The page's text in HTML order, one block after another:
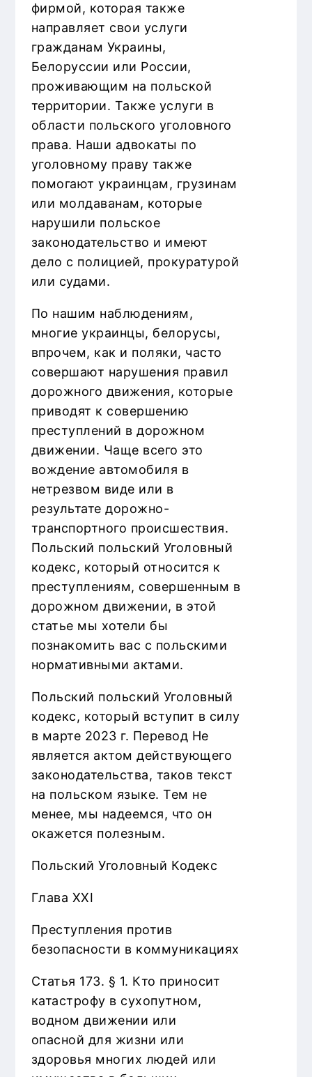
фирмой, которая также
направляет свои услуги
гражданам Украины,
Белоруссии или России,
проживающим на польской
территории. Также услуги в
области польского уголовного
права. Наши адвокаты по
уголовному праву также
помогают украинцам, грузинам
или молдаванам, которые
нарушили польское
законодательство и имеют
дело с полицией, прокуратурой
или судами.
По нашим наблюдениям,
многие украинцы, белорусы,
впрочем, как и поляки, часто
совершают нарушения правил
дорожного движения, которые
приводят к совершению
преступлений в дорожном
движении. Чаще всего это
вождение автомобиля в
нетрезвом виде или в
результате дорожно-
транспортного происшествия.
Польский польский Уголовный
кодекс, который относится к
преступлениям, совершенным в
дорожном движении, в этой
статье мы хотели бы
познакомить вас с польскими
нормативными актами.
Польский польский Уголовный
кодекс, который вступит в силу
в марте 2023 г. Перевод Не
является актом действующего
законодательства, таков текст
на польском языке. Тем не
менее, мы надеемся, что он
окажется полезным.
Польский Уголовный Кодекс
Глава XXI
Преступления против
безопасности в коммуникациях
Статья 173. § 1. Кто приносит
катастрофу в сухопутном,
водном движении или
опасной для жизни или
здоровья многих людей или